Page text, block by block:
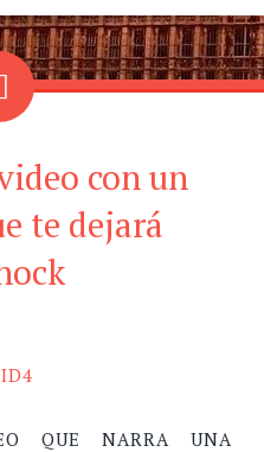
con un
te dejará
QUE NARRA UNA